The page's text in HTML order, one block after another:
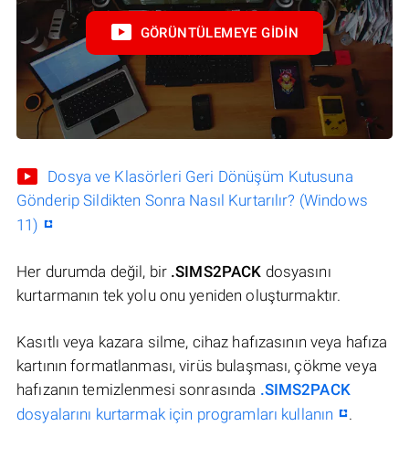
GÖRÜNTÜLEMEYE GIDIN
Dosya ve Klasörleri Geri Dönüşüm Kutusuna
Gönderip Sildikten Sonra Nasıl Kurtarılır? (Windows
11)
Her durumda değil, bir .SIMS2PACK dosyasını
kurtarmanın tek yolu onu yeniden oluşturmaktır.
Kasıtlı veya kazara silme, cihaz hafızasının veya hafıza
kartının formatlanması, virüs bulaşması, çökme veya
hafızanın temizlenmesi sonrasında .SIMS2PACK
dosyalarını kurtarmak için programları kullanın
.